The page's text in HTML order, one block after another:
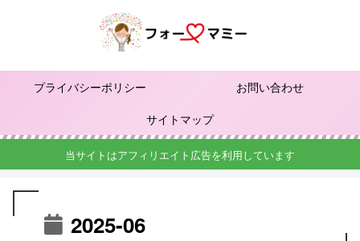
プライバシーポリシー
お問い合わせ
サイトマップ
当サイトはアフィリエイト広告を利用しています
2025-06